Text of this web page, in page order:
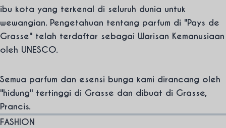
ibu kota yang terkenal di seluruh dunia untuk
wewangian. Pengetahuan tentang parfum di "Pays de
Grasse" telah terdaftar sebagai Warisan Kemanusiaan
oleh UNESCO.
Semua parfum dan esensi bunga kami dirancang oleh
"hidung" tertinggi di Grasse dan dibuat di Grasse,
Prancis.
FASHION